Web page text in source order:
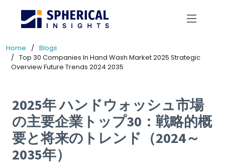
Home
Blogs
Top 30 Companies In Hand Wash Market 2025 Strategic
Overview Future Trends 2024 2035
2025年 ハンドウォッシュ市場
の主要企業トップ30：戦略的概
要と将来のトレンド（2024～
2035年）